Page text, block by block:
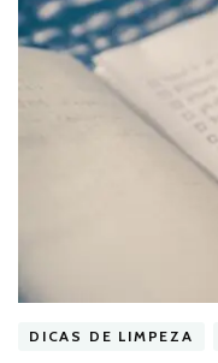
DICAS DE LIMPEZA